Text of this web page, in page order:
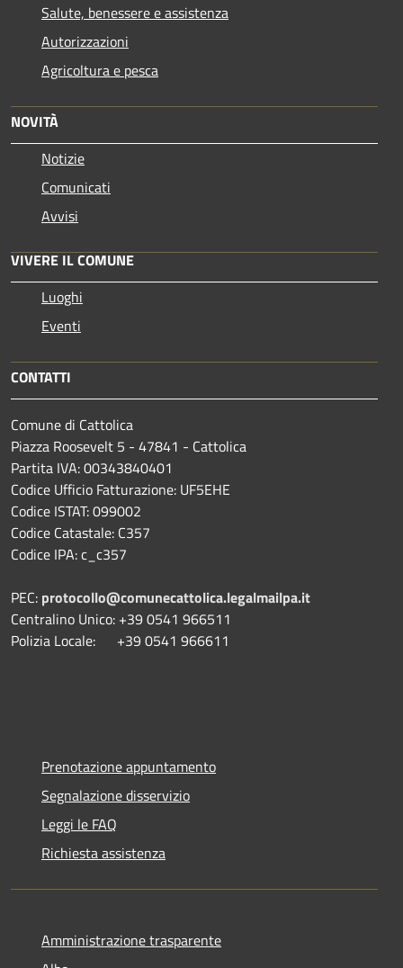
Salute, benessere e assistenza
Autorizzazioni
Agricoltura e pesca
NOVITÀ
Notizie
Comunicati
Avvisi
VIVERE IL COMUNE
Luoghi
Eventi
CONTATTI
Comune di Cattolica
Piazza Roosevelt 5 - 47841 - Cattolica
Partita IVA: 00343840401
Codice Ufficio Fatturazione: UF5EHE
Codice ISTAT: 099002
Codice Catastale: C357
Codice IPA: c_c357
PEC: protocollo@comunecattolica.legalmailpa.it
Centralino Unico: +39 0541 966511
Polizia Locale: +39 0541 966611
Prenotazione appuntamento
Segnalazione disservizio
Leggi le FAQ
Richiesta assistenza
Amministrazione trasparente